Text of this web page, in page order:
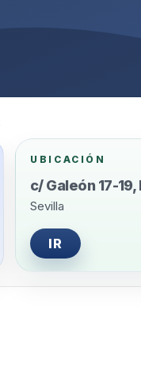
UBICACIÓN
c/ Galeón 17-
Sevilla
IR